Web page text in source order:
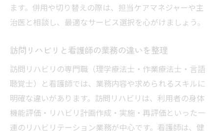
ます。併用や切り替えの際は、担当ケアマネジャーや主
治医と相談し、最適なサービス選択を心がけましょう。
訪問リハビリと看護師の業務の違いを整理
訪問リハビリの専門職（理学療法士・作業療法士・言語
聴覚士）と看護師では、業務内容や求められるスキルに
明確な違いがあります。訪問リハビリは、利用者の身体
機能評価・リハビリ計画作成・実施・再評価といった一
連のリハビリテーション業務が中心です。看護師は、健